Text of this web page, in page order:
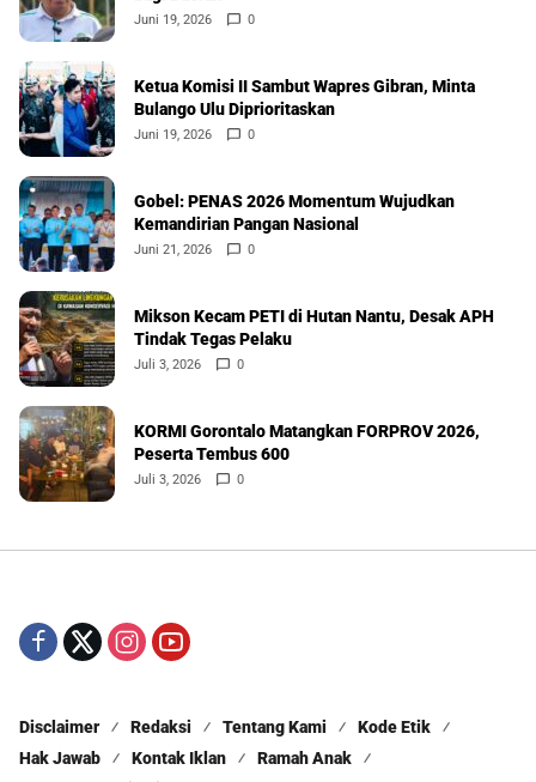
Juni 19, 2026 0
Ketua Komisi II Sambut Wapres Gibran, Minta
Bulango Ulu Diprioritaskan
Juni 19, 2026 0
Gobel: PENAS 2026 Momentum Wujudkan
Kemandirian Pangan Nasional
Juni 21, 2026 0
Mikson Kecam PETI di Hutan Nantu, Desak APH
Tindak Tegas Pelaku
Juli 3, 2026 0
KORMI Gorontalo Matangkan FORPROV 2026,
Peserta Tembus 600
Juli 3, 2026 0
Disclaimer Redaksi Tentang Kami
Kode Etik
Hak Jawab
Kontak Iklan
Ramah Anak